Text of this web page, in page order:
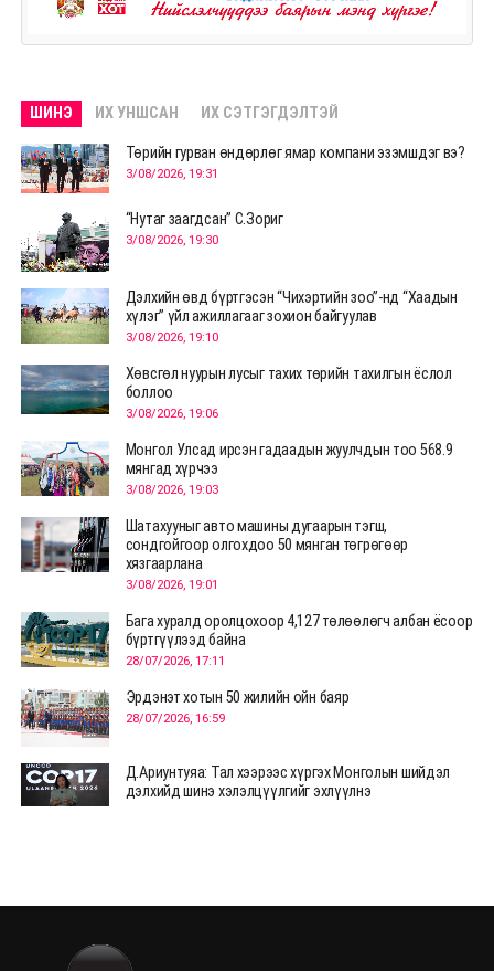
ШИНЭ ИХ УНШСАН ИХ СЭТГЭГДЭЛТЭЙ
Төрийн гурван өндөрлөг ямар компани эзэмшдэг вэ?
3/08/2026, 19:31
“Нутаг заагдсан” С.Зориг
3/08/2026, 19:30
Дэлхийн өвд бүртгэсэн “Чихэртийн зоо”-нд “Хаадын
хүлэг” үйл ажиллагааг зохион байгуулав
3/08/2026, 19:10
Хөвсгөл нуурын лусыг тахих төрийн тахилгын ёслол
боллоо
3/08/2026, 19:06
Монгол Улсад ирсэн гадаадын жуулчдын тоо 568.9
мянгад хүрчээ
3/08/2026, 19:03
Шатахууныг авто машины дугаарын тэгш,
сондгойгоор олгохдоо 50 мянган төгрөгөөр
хязгаарлана
3/08/2026, 19:01
Бага хуралд оролцохоор 4,127 төлөөлөгч албан ёсоор
бүртгүүлээд байна
28/07/2026, 17:11
Эрдэнэт хотын 50 жилийн ойн баяр
28/07/2026, 16:59
Д.Ариунтуяа: Тал хээрээс хүргэх Монголын шийдэл
дэлхийд шинэ хэлэлцүүлгийг эхлүүлнэ
28/07/2026, 12:04